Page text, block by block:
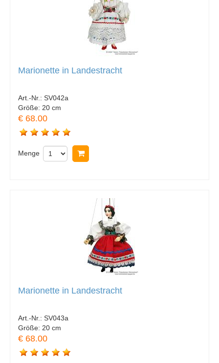
Marionette in Landestracht
Art.-Nr.: SV042a
Größe: 20 cm
€ 68.00
Menge
Marionette in Landestracht
Art.-Nr.: SV043a
Größe: 20 cm
€ 68.00